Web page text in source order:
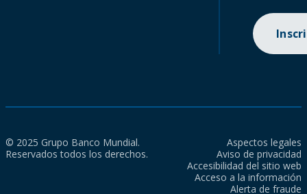
© 2025 Grupo Banco Mundial.
Reservados todos los derechos.
Aspectos legales
Aviso de privacidad
Accesibilidad del sitio web
Acceso a la información
Alerta de fraude